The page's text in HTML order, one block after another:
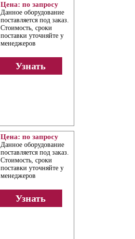
Цена: по запросу
Данное оборудование
поставляется под заказ.
Стоимость, сроки
поставки уточняйте у
менеджеров
Узнать
Цена: по запросу
Данное оборудование
поставляется под заказ.
Стоимость, сроки
поставки уточняйте у
менеджеров
Узнать